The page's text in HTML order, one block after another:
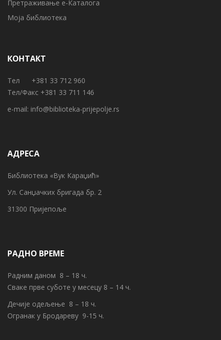
Претраживање е-Каталога
Моја библиотека
КОНТАКТ
Тел +381 33 712 960
Тел/Факс +381 33 711 146
e-mail: info@biblioteka-prijepolje.rs
АДРЕСА
Библиотека «Вук Караџић»
Ул. Санџачких бригада бр. 2
31300 Пријепоље
РАДНО ВРЕМЕ
Радним даном 8 – 18 ч.
Сваке прве суботе у месецу 8 – 14 ч.
Дечије одељење 8 – 18 ч.
Огранак у Бродареву 9-15 ч.